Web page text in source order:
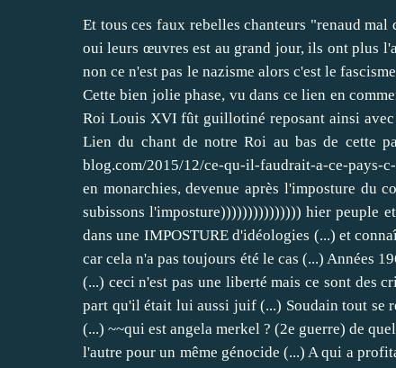
Et tous ces faux rebelles chanteurs "renaud mal dans sa peau + acteurs etc " bien planqués eux, agents de ce système de destructions massifs par ressassage formatage et incitation du négatif (...) oui oui leurs œuvres est au grand jour, ils ont plus l'allure d'une Gestapo qu'autre chose (...) mieux vaut une musique ou chant traditionnel non médiatisé. Mais au fait qui à gagner les deux guerres ? Non non ce n'est pas le nazisme alors c'est le fascisme, et qui de vous, d'hier a aujourd'hui s'en plaint ? (...) ~~“Il n’y a plus qu’une façon aujourd’hui d’aimer la France, c’est de la détester telle qu’elle est.” Cette bien jolie phase, vu dans ce lien en commentaire du chant royaliste ~~Chanson royale sur Louis XVII (1795) | Chant royaliste (Révolution française) ~~En l'An 1793, après un coup d'état, notre Roi Louis XVI fût guillotiné reposant ainsi avec son peuple, Oh mon Dieu ! LOUIS XVI aux Français ~~~~Complainte de Louis XVI aux Français (1792) | Chant royaliste de la Révolution française Lien du chant de notre Roi au bas de cette page : ~~"Ce qu'il faudrait à ce pays, c'est un roi" (Charles de Gaulle). Ils nous ont volé notre Souveraineté, reprenons-la ! http://christroi.over-blog.com/2015/12/ce-qu-il-faudrait-a-ce-pays-c-est-un-roi-charles-de-gaulle-ils-nous-ont-vole-notre-souverainete-reprenons-la.html Dire que nous devrions être un peuple de français voir (paysans) en monarchies, devenue après l'imposture du coup d'état et l'assassinat contre notre souverain, une population de citoyens (civils divisés à cause des idéologies (...) Depuis cette révolution, nous subissons l'imposture))))))))))))))) hier peuple et paysans aujourd'hui CIVILS DANS UN PAYS SANS SOUVERAIN (...) il aurait mieux valu être en monarchie (cours normal de l'histoire) plutôt que dans une IMPOSTURE d'idéologies (...) et connaître la dégénérescence (...) Si la France est moquait aujourd'hui dans le monde entier, que ceux qui ne connaissent pas l'histoire sont priés d'apprendre, car cela n'a pas toujours été le cas (...) Années 1968 saletés (...) gainsbourg était juif (...) Loi du génocide par avortement = voter par une féministe juive (...) ce qui n'est pas étonnant la haine des autres (...) ceci n'est pas une liberté mais ce sont des crimes contre l'humanité (...) QUESTIONS : AU SERVICE DE QUI ÉTAIENT LES NAZIS HIER ? QUI ÉTAIT HITLER ? Qui était STALINE, lu quelques part qu'il était lui aussi juif (...) Soudain tout